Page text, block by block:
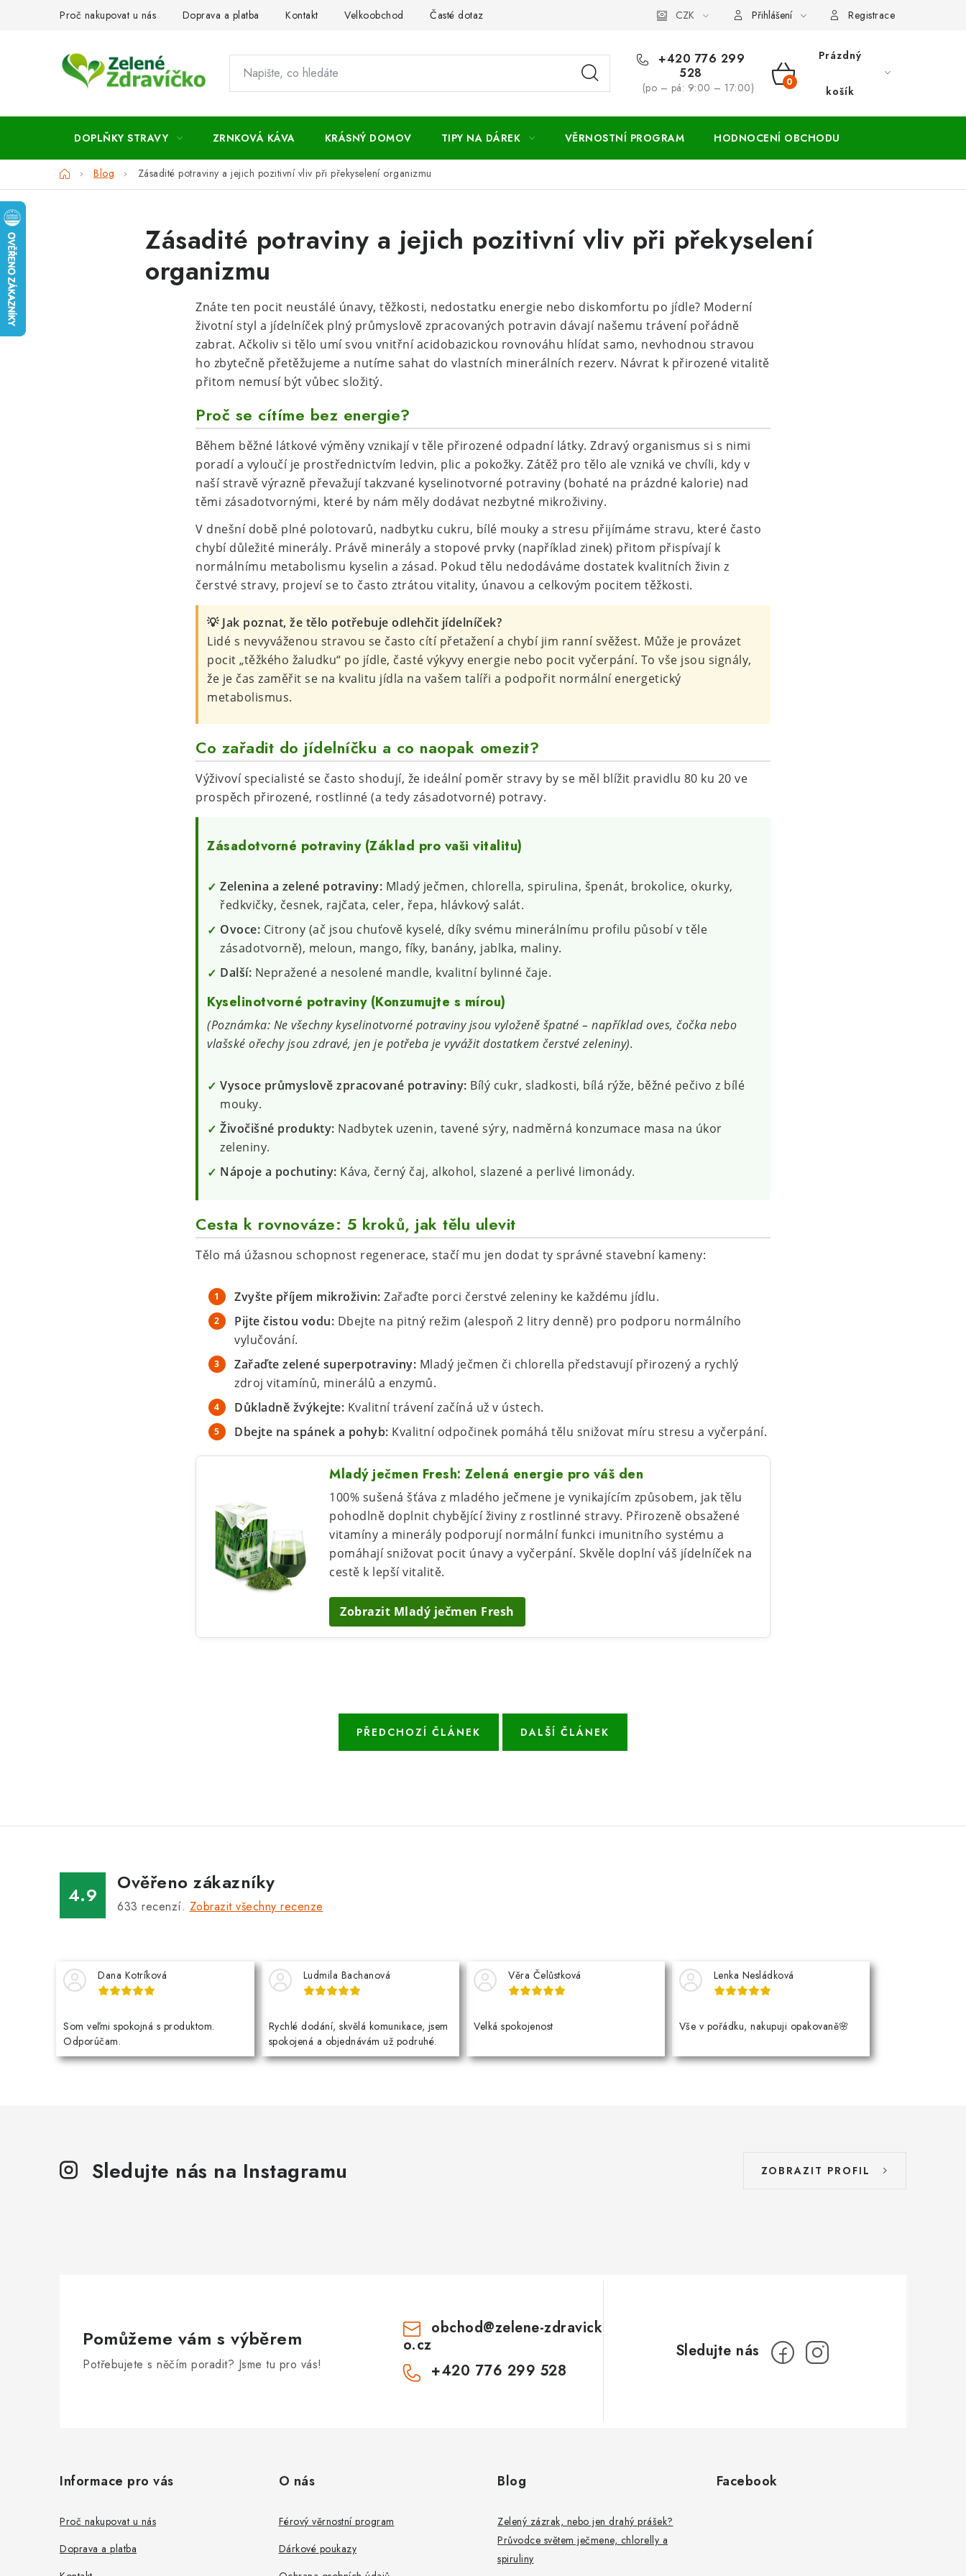
Proč nakupovat u nás Doprava a platba Kontakt Velkoobchod Časté dotazy Vrácení zboží a reklamace
CZK Přihlášení Registrace
+420 776 299
528
(po – pá: 9:00 – 17:00)
NÁKUPNÍ
Prázdný
košík
DOPLŇKY STRAVY ZRNKOVÁ KÁVA KRÁSNÝ DOMOV TIPY NA DÁREK VĚRNOSTNÍ PROGRAM HODNOCENÍ OBCHODU
DomůBlog Zásadité potraviny a jejich pozitivní vliv při překyselení organizmu
Zásadité potraviny a jejich pozitivní vliv při překyselení
organizmu
Znáte ten pocit neustálé únavy, těžkosti, nedostatku energie nebo diskomfortu po jídle? Moderní
životní styl a jídelníček plný průmyslově zpracovaných potravin dávají našemu trávení pořádně
zabrat. Ačkoliv si tělo umí svou vnitřní acidobazickou rovnováhu hlídat samo, nevhodnou stravou
ho zbytečně přetěžujeme a nutíme sahat do vlastních minerálních rezerv. Návrat k přirozené vitalitě
přitom nemusí být vůbec složitý.
Proč se cítíme bez energie?
Během běžné látkové výměny vznikají v těle přirozené odpadní látky. Zdravý organismus si s nimi
poradí a vyloučí je prostřednictvím ledvin, plic a pokožky. Zátěž pro tělo ale vzniká ve chvíli, kdy v
naší stravě výrazně převažují takzvané kyselinotvorné potraviny (bohaté na prázdné kalorie) nad
těmi zásadotvornými, které by nám měly dodávat nezbytné mikroživiny.
V dnešní době plné polotovarů, nadbytku cukru, bílé mouky a stresu přijímáme stravu, které často
chybí důležité minerály. Právě minerály a stopové prvky (například zinek) přitom přispívají k
normálnímu metabolismu kyselin a zásad. Pokud tělu nedodáváme dostatek kvalitních živin z
čerstvé stravy, projeví se to často ztrátou vitality, únavou a celkovým pocitem těžkosti.
💡 Jak poznat, že tělo potřebuje odlehčit jídelníček?
Lidé s nevyváženou stravou se často cítí přetažení a chybí jim ranní svěžest. Může je provázet
pocit „těžkého žaludku“ po jídle, časté výkyvy energie nebo pocit vyčerpání. To vše jsou signály,
že je čas zaměřit se na kvalitu jídla na vašem talíři a podpořit normální energetický
metabolismus.
Co zařadit do jídelníčku a co naopak omezit?
Výživoví specialisté se často shodují, že ideální poměr stravy by se měl blížit pravidlu 80 ku 20 ve
prospěch přirozené, rostlinné (a tedy zásadotvorné) potravy.
Zásadotvorné potraviny (Základ pro vaši vitalitu)
Zelenina a zelené potraviny: Mladý ječmen, chlorella, spirulina, špenát, brokolice, okurky,
ředkvičky, česnek, rajčata, celer, řepa, hlávkový salát.
Ovoce: Citrony (ač jsou chuťově kyselé, díky svému minerálnímu profilu působí v těle
zásadotvorně), meloun, mango, fíky, banány, jablka, maliny.
Další: Nepražené a nesolené mandle, kvalitní bylinné čaje.
Kyselinotvorné potraviny (Konzumujte s mírou)
(Poznámka: Ne všechny kyselinotvorné potraviny jsou vyloženě špatné – například oves, čočka nebo
vlašské ořechy jsou zdravé, jen je potřeba je vyvážit dostatkem čerstvé zeleniny).
Vysoce průmyslově zpracované potraviny: Bílý cukr, sladkosti, bílá rýže, běžné pečivo z bílé
mouky.
Živočišné produkty: Nadbytek uzenin, tavené sýry, nadměrná konzumace masa na úkor
zeleniny.
Nápoje a pochutiny: Káva, černý čaj, alkohol, slazené a perlivé limonády.
Cesta k rovnováze: 5 kroků, jak tělu ulevit
Tělo má úžasnou schopnost regenerace, stačí mu jen dodat ty správné stavební kameny:
Zvyšte příjem mikroživin: Zařaďte porci čerstvé zeleniny ke každému jídlu.
Pijte čistou vodu: Dbejte na pitný režim (alespoň 2 litry denně) pro podporu normálního
vylučování.
Zařaďte zelené superpotraviny: Mladý ječmen či chlorella představují přirozený a rychlý
zdroj vitamínů, minerálů a enzymů.
Důkladně žvýkejte: Kvalitní trávení začíná už v ústech.
Dbejte na spánek a pohyb: Kvalitní odpočinek pomáhá tělu snižovat míru stresu a vyčerpání.
Mladý ječmen Fresh: Zelená energie pro váš den
100% sušená šťáva z mladého ječmene je vynikajícím způsobem, jak tělu
pohodlně doplnit chybějící živiny z rostlinné stravy. Přirozeně obsažené
vitamíny a minerály podporují normální funkci imunitního systému a
pomáhají snižovat pocit únavy a vyčerpání. Skvěle doplní váš jídelníček na
cestě k lepší vitalitě.
Zobrazit Mladý ječmen Fresh
PŘEDCHOZÍ ČLÁNEK DALŠÍ ČLÁNEK
4.9
Ověřeno zákazníky
633 recenzí. Zobrazit všechny recenze
Dana Kotríková
Som veľmi spokojná s produktom.
Odporúčam.
Ludmila Bachanová
Rychlé dodání, skvělá komunikace, jsem
spokojená a objednávám už podruhé.
Věra Čelůstková
Velká spokojenost
Lenka Nesládková
Vše v pořádku, nakupuji opakovaně🌸
Sledujte nás na Instagramu ZOBRAZIT PROFIL
Pomůžeme vám s výběrem
Potřebujete s něčím poradit? Jsme tu pro vás!
obchod@zelene-zdravick
o.cz
+420 776 299 528
Informace pro vás
Proč nakupovat u nás
Doprava a platba
O nás
Férový věrnostní program
Dárkové poukazy
Blog
Zelený zázrak, nebo jen drahý prášek?
Průvodce světem ječmene, chlorelly a
spiruliny
Facebook